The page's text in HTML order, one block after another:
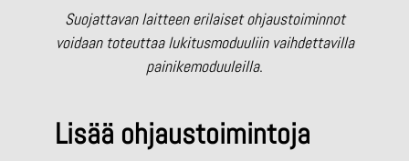
Suojattavan laitteen erilaiset ohjaustoiminnot
voidaan toteuttaa lukitusmoduuliin vaihdettavilla
painikemoduuleilla.
Lisää ohjaustoimintoja